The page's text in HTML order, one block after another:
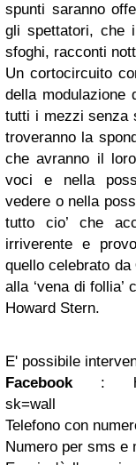
spunti saranno
gli spettatori, che
sfoghi, racconti
Un cortocircuito
della modulazione
tutti i mezzi senza
troveranno la
che avranno il
voci e nella
vedere o nella
tutto cio’ che
irriverente e
quello celebrato da
alla ‘vena di follia’
Howard Stern.
E' possibile
Facebook: http://
sk=wall
Telefono con
Numero per sms e